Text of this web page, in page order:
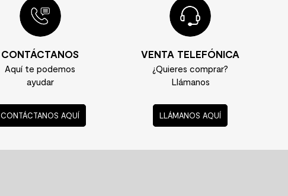
CONTÁCTANOS
Aquí te podemos
ayudar
CONTÁCTANOS AQUÍ
VENTA TELEFÓNICA
¿Quieres comprar?
Llámanos
LLÁMANOS AQUÍ